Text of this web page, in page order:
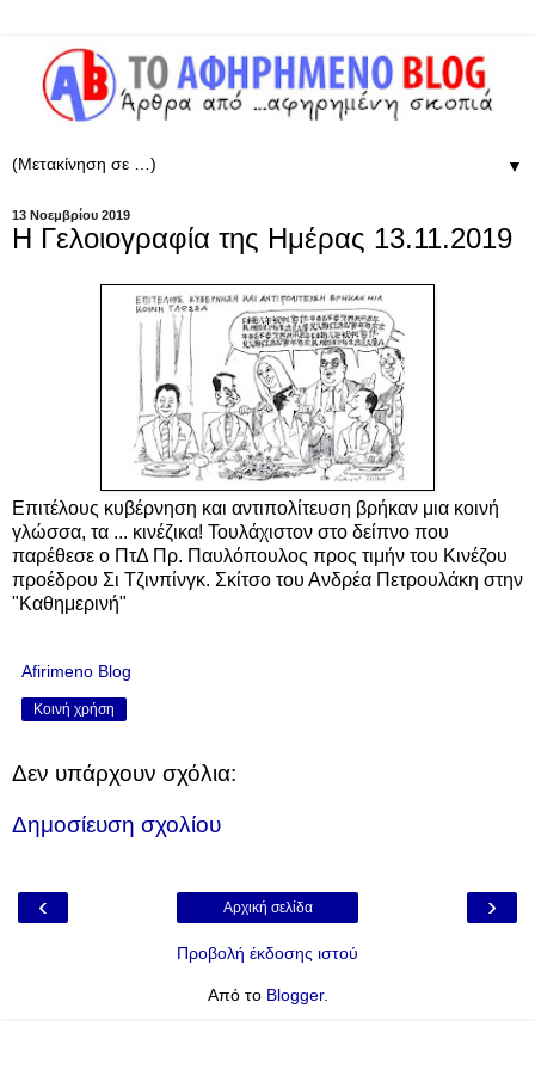
▼
13 Νοεμβρίου 2019
Η Γελοιογραφία της Ημέρας 13.11.2019
Επιτέλους κυβέρνηση και αντιπολίτευση βρήκαν μια κοινή
γλώσσα, τα ... κινέζικα! Τουλάχιστον στο δείπνο που
παρέθεσε ο ΠτΔ Πρ. Παυλόπουλος προς τιμήν του Κινέζου
προέδρου Σι Τζινπίνγκ. Σκίτσο του Ανδρέα Πετρουλάκη στην
"Καθημερινή"
Afirimeno Blog
Κοινή χρήση
Δεν υπάρχουν σχόλια:
Δημοσίευση σχολίου
‹ ›
Αρχική σελίδα
Προβολή έκδοσης ιστού
Από το Blogger.